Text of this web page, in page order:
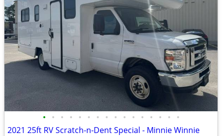
• • • • • • • • • • • • • • • •
2021 25ft RV Scratch-n-Dent Special - Minnie Winnie